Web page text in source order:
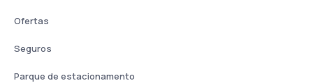
Ofertas
Seguros
Parque de estacionamento